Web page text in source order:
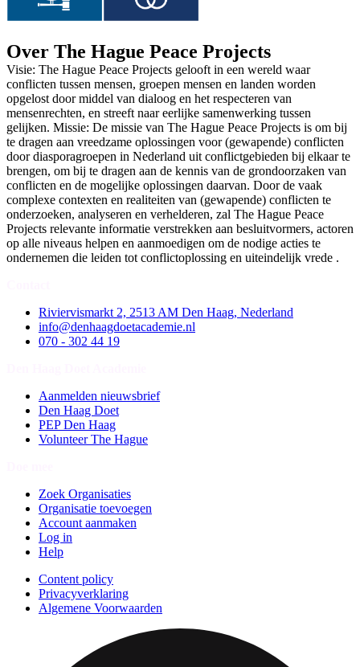
Over The Hague Peace Projects
Visie: The Hague Peace Projects gelooft in een wereld waar
conflicten tussen mensen, groepen mensen en landen worden
opgelost door middel van dialoog en het respecteren van
mensenrechten, en streeft naar eerlijke samenwerking tussen
gelijken. Missie: De missie van The Hague Peace Projects is om bij
te dragen aan vreedzame oplossingen voor (gewapende) conflicten
door diasporagroepen in Nederland uit conflictgebieden bij elkaar te
brengen, om bij te dragen aan de kennis van de grondoorzaken van
conflicten en de mogelijke oplossingen daarvan. Door de vaak
complexe contexten en realiteiten van (gewapende) conflicten te
onderzoeken, analyseren en verhelderen, zal The Hague Peace
Projects relevante informatie verstrekken aan besluitvormers, actoren
op alle niveaus helpen en aanmoedigen om de nodige acties te
ondernemen die leiden tot conflictoplossing en uiteindelijk vrede .
Riviervismarkt 2, 2513 AM Den Haag, Nederland
info@denhaagdoetacademie.nl
070 - 302 44 19
Aanmelden nieuwsbrief
Den Haag Doet
PEP Den Haag
Volunteer The Hague
Zoek Organisaties
Organisatie toevoegen
Account aanmaken
Log in
Help
Content policy
Privacyverklaring
Algemene Voorwaarden